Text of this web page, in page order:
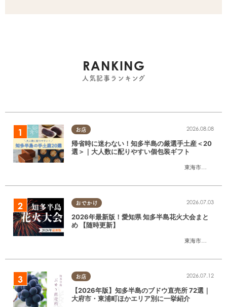
RANKING
人気記事ランキング
お店
東海市大府市
2026.08.08
帰省時に迷わない！知多半島の厳選手土産＜20
選＞｜大人数に配りやすい個包装ギフト
おでかけ
東海市大府市
2026.07.03
2026年最新版！愛知県 知多半島花火大会まと
め 【随時更新】
お店 2026.07.12
【2026年版】知多半島のブドウ直売所 72選｜
大府市・東浦町ほかエリア別に一挙紹介